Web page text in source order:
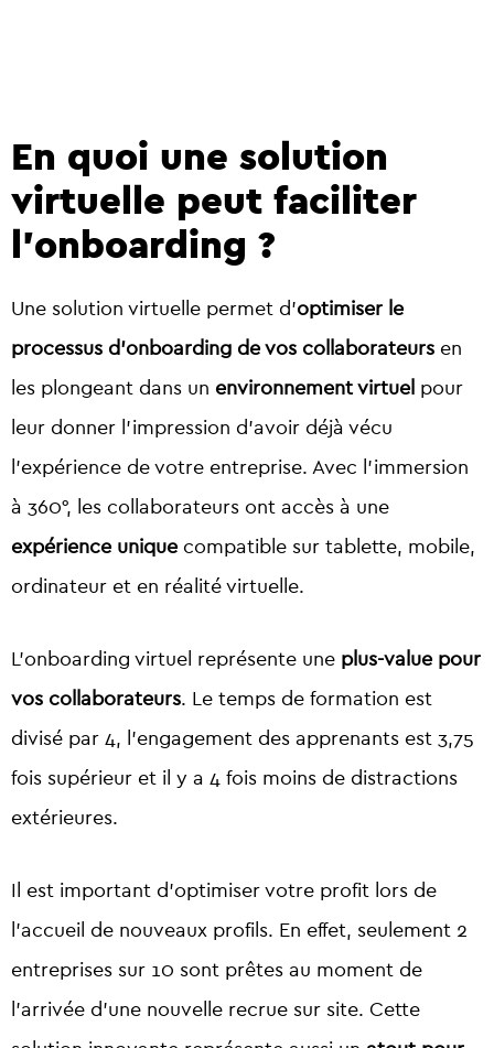
En quoi une solution
virtuelle peut faciliter
l’onboarding ?
Une solution virtuelle permet d’optimiser le
processus d’onboarding de vos collaborateurs en
les plongeant dans un environnement virtuel pour
leur donner l’impression d’avoir déjà vécu
l’expérience de votre entreprise. Avec l’immersion
à 360°, les collaborateurs ont accès à une
expérience unique compatible sur tablette, mobile,
ordinateur et en réalité virtuelle.
L’onboarding virtuel représente une plus-value pour
vos collaborateurs. Le temps de formation est
divisé par 4, l’engagement des apprenants est 3,75
fois supérieur et il y a 4 fois moins de distractions
extérieures.
Il est important d’optimiser votre profit lors de
l’accueil de nouveaux profils. En effet, seulement 2
entreprises sur 10 sont prêtes au moment de
l’arrivée d’une nouvelle recrue sur site. Cette